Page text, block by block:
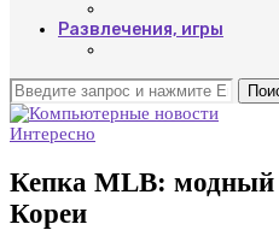
Развлечения, игры
Интересно
Кепка MLB: модный
Кореи